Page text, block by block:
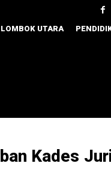
LOMBOK UTARA
Kades